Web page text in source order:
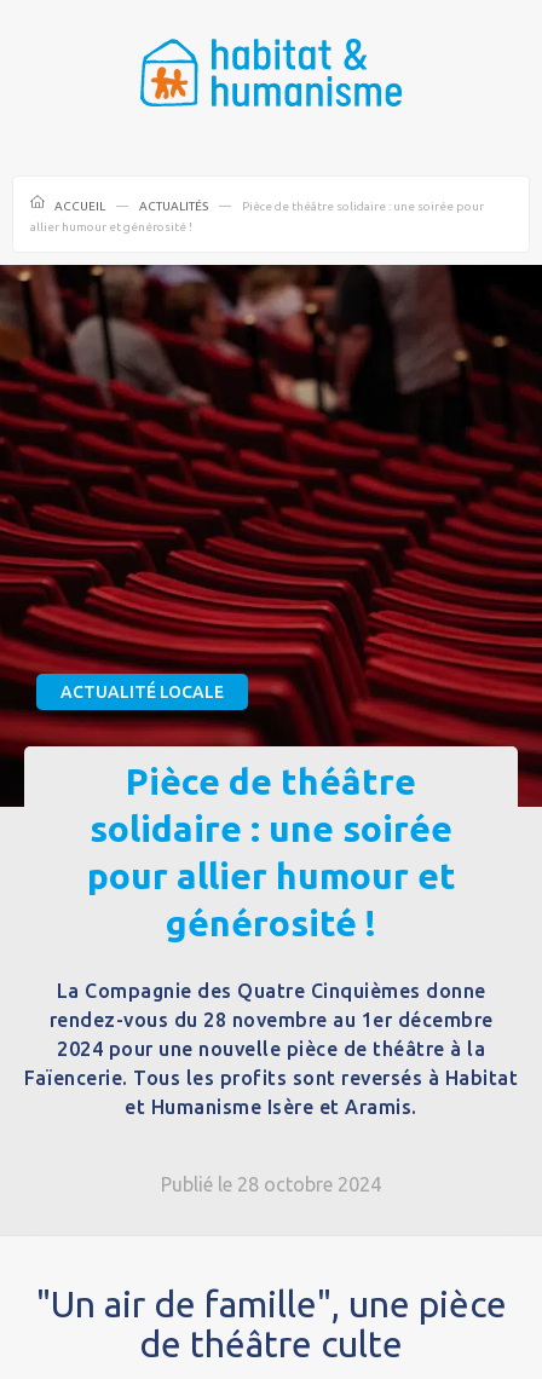
ACCUEIL ACTUALITÉS
Pièce de théâtre solidaire : une soirée pour
allier humour et générosité !
ACTUALITÉ LOCALE
Pièce de théâtre
solidaire : une soirée
pour allier humour et
générosité !
La Compagnie des Quatre Cinquièmes donne
rendez-vous du 28 novembre au 1er décembre
2024 pour une nouvelle pièce de théâtre à la
Faïencerie. Tous les profits sont reversés à Habitat
et Humanisme Isère et Aramis.
Publié le 28 octobre 2024
"Un air de famille", une pièce
de théâtre culte